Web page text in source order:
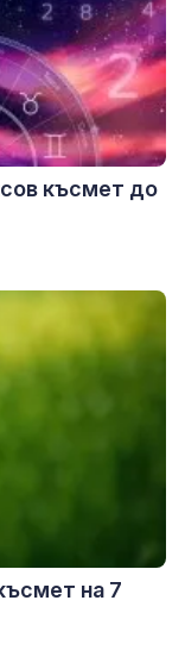
късмет до
на 7